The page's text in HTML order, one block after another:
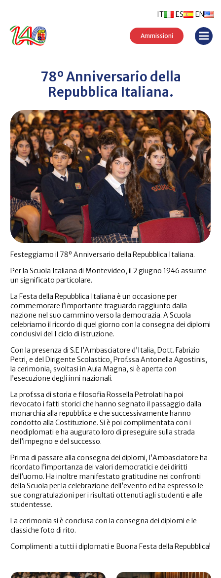
ES EN
IT
Ammissioni
78º Anniversario della
Repubblica Italiana.
Festeggiamo il 78º Anniversario della Repubblica Italiana.
Per la Scuola Italiana di Montevideo, il 2 giugno 1946 assume
un significato particolare.
La Festa della Repubblica Italiana è un occasione per
commemorare l’importante traguardo raggiunto dalla
nazione nel suo cammino verso la democrazia. A Scuola
celebriamo il ricordo di quel giorno con la consegna dei diplomi
conclusivi del I ciclo di istruzione.
Con la presenza di S.E l’Ambasciatore d’Italia, Dott. Fabrizio
Petri, e del Dirigente Scolastico, Prof.ssa Antonella Agostinis,
la cerimonia, svoltasi in Aula Magna, si è aperta con
l’esecuzione degli inni nazionali.
La prof.ssa di storia e filosofia Rossella Petrolati ha poi
rievocato i fatti storici che hanno segnato il passaggio dalla
monarchia alla repubblica e che successivamente hanno
condotto alla Costituzione. Si è poi complimentata con i
neodiplomati e ha augurato loro di preseguire sulla strada
dell’impegno e del successo.
Prima di passare alla consegna dei diplomi, l’Ambasciatore ha
ricordato l’importanza dei valori democratici e dei diritti
dell’uomo. Ha inoltre manifestato gratitudine nei confronti
della Scuola per la celebrazione dell’evento ed ha espresso le
sue congratulazioni per i risultati ottenuti agli studenti e alle
studentesse.
La cerimonia si è conclusa con la consegna dei diplomi e le
classiche foto di rito.
Complimenti a tutti i diplomati e Buona Festa della Repubblica!